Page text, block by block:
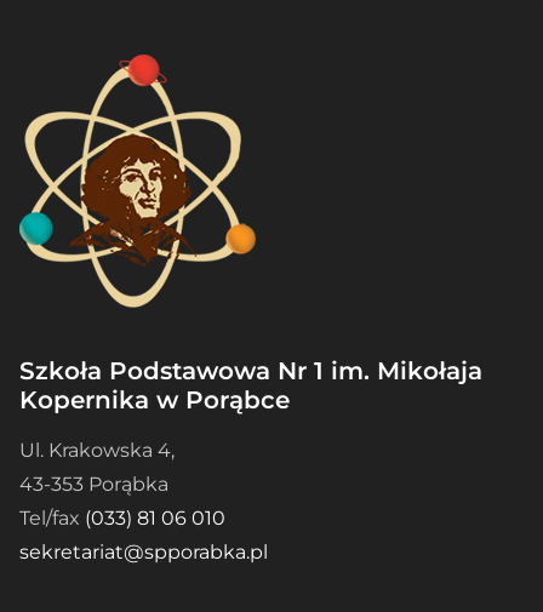
Szkoła Podstawowa Nr 1 im. Mikołaja
Kopernika w Porąbce
Ul. Krakowska 4,
43-353 Porąbka
Tel/fax (033) 81 06 010
sekretariat@spporabka.pl